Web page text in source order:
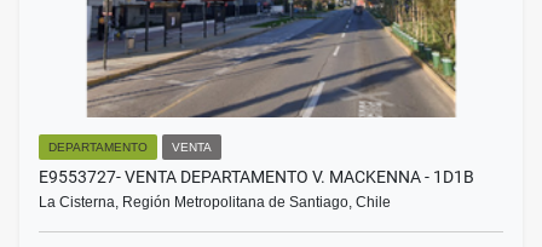
DEPARTAMENTO VENTA
E9553727- VENTA DEPARTAMENTO V. MACKENNA - 1D1B
La Cisterna, Región Metropolitana de Santiago, Chile